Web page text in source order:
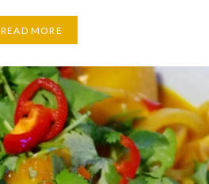
READ MORE